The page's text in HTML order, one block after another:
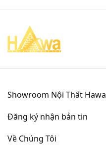
Showroom Nội Thất Hawa
Đăng ký nhận bản tin
Về Chúng Tôi